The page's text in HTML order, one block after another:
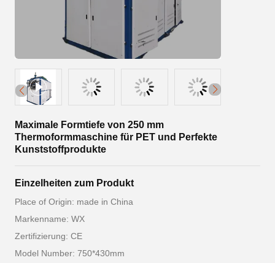
Maximale Formtiefe von 250 mm
Thermoformmaschine für PET und Perfekte
Kunststoffprodukte
Einzelheiten zum Produkt
Place of Origin: made in China
Markenname: WX
Zertifizierung: CE
Model Number: 750*430mm